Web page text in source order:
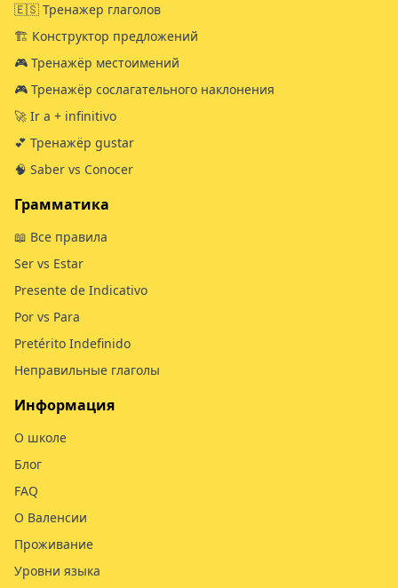
🇪🇸 Тренажер глаголов
🏗️ Конструктор предложений
🎮 Тренажёр местоимений
🎮 Тренажёр сослагательного наклонения
🚀 Ir a + infinitivo
💕 Тренажёр gustar
🧠 Saber vs Conocer
Грамматика
📖 Все правила
Ser vs Estar
Presente de Indicativo
Por vs Para
Pretérito Indefinido
Неправильные глаголы
Информация
О школе
Блог
FAQ
О Валенсии
Проживание
Уровни языка